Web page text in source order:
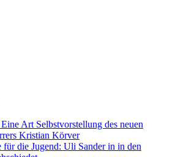
Art Selbstvorstellung des neuen
Kristian Körver
für die Jugend: Uli Sander in in den